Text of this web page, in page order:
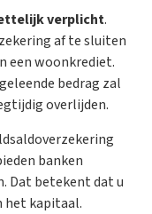
verplicht.
af te sluiten
een woonkrediet.
bedrag zal
overlijden.
banken
Dat betekent dat u
het kapitaal.